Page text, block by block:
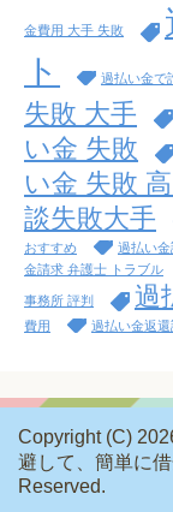
金費用 大手 失敗
ト
過払い金で
失敗 大手
い金 失敗
い金 失敗
談失敗大手
おすすめ
過払い金
金請求 弁護士 トラブル
事務所 評判 過
費用
過払い金返還
Copyright (C)
避して、簡単に
Reserved.